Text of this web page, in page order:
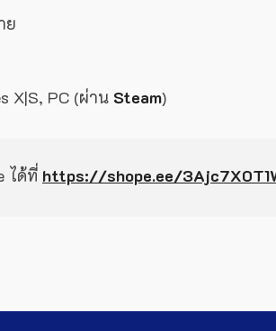
ย
X|S, PC (ผ่าน Steam)
ได้ที่ https://shope.ee/